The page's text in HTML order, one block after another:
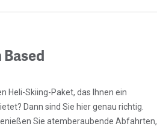
Heli-Skiing-Paket, das Ihnen ein
Dann sind Sie hier genau richtig.
Sie atemberaubende Abfahrten,